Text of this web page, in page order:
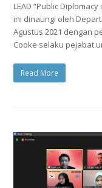
LEAD “Public
ini dinaungi oleh
Agustus 2021 dengan
Cooke selaku pejabat
Read More